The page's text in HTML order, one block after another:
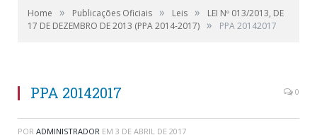
Home » Publicações Oficiais » Leis »
LEI Nº 013/2013, DE
17 DE DEZEMBRO DE 2013 (PPA 2014-2017) » PPA 20142017
PPA 20142017 0
POR ADMINISTRADOR EM 3 DE ABRIL DE 2017